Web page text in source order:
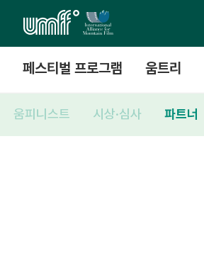
페스티벌 프로그램 움트리
움피니스트 시상·심사 파트너